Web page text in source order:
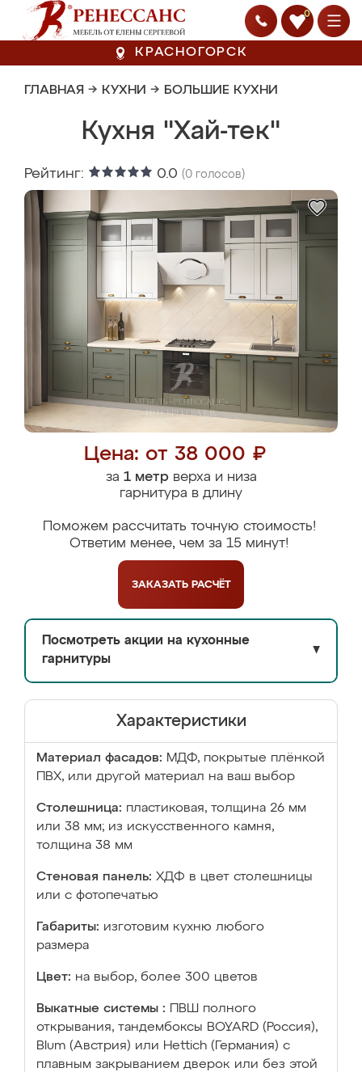
0
КРАСНОГОРСК
ГЛАВНАЯ → КУХНИ → БОЛЬШИЕ КУХНИ
Кухня "Хай-тек"
Рейтинг: 0.0 (0 голосов)
Цена: от 38 000 ₽
за 1 метрверха и низа
гарнитура в длину
Поможем рассчитать точную стоимость!
Ответим менее, чем за 15 минут!
ЗАКАЗАТЬ РАСЧЁТ
Посмотреть акции на кухонные
гарнитуры
▼
Характеристики
Материал фасадов: МДФ, покрытые плёнкой
ПВХ, или другой материал на ваш выбор
Столешница: пластиковая, толщина 26 мм
или 38 мм; из искусственного камня,
толщина 38 мм
Стеновая панель: ХДФ в цвет столешницы
или с фотопечатью
Габариты: изготовим кухню любого
размера
Цвет: на выбор, более 300 цветов
Выкатные системы :
ПВШ полного
открывания, тандембоксы BOYARD (Россия),
Blum (Австрия) или Hettich (Германия) с
плавным закрыванием дверок или без этой